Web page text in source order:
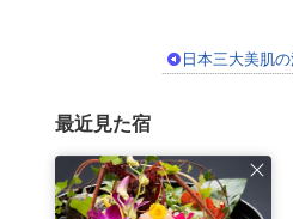
日本三大美肌
最近見た宿